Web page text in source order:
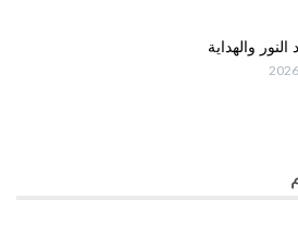
والهداية